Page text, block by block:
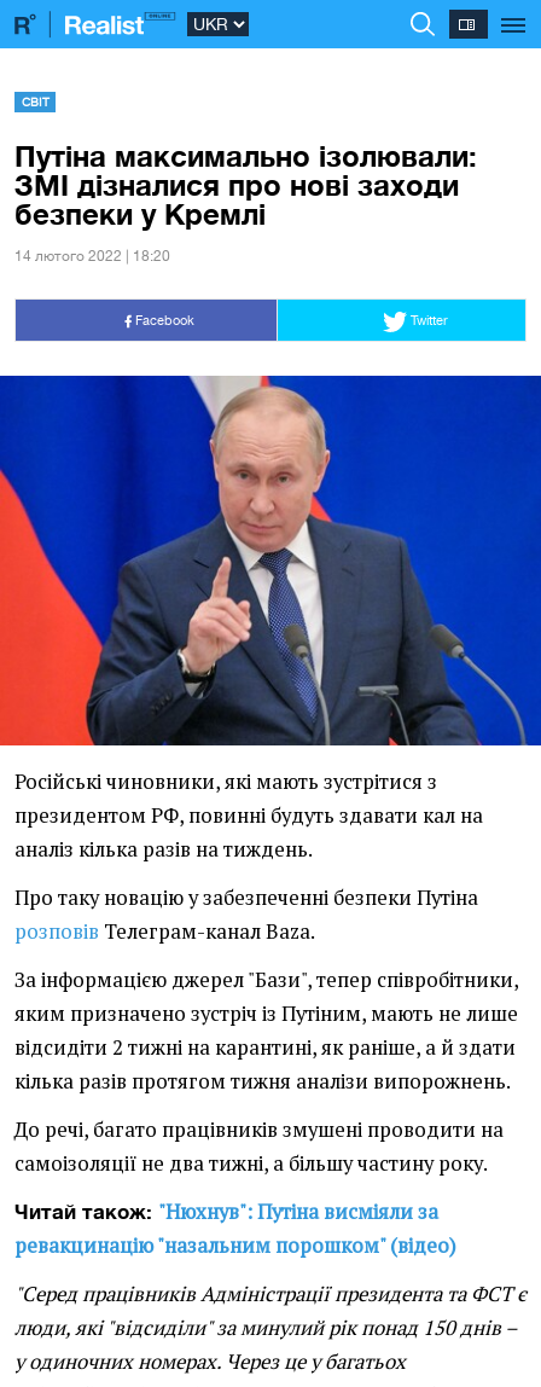
СВІТ
Путіна максимально ізолювали:
ЗМІ дізналися про нові заходи
безпеки у Кремлі
14 лютого 2022 | 18:20
Facebook Twitter
Російські чиновники, які мають зустрітися з
президентом РФ, повинні будуть здавати кал на
аналіз кілька разів на тиждень.
Про таку новацію у забезпеченні безпеки Путіна
розповів Телеграм-канал Baza.
За інформацією джерел "Бази", тепер співробітники,
яким призначено зустріч із Путіним, мають не лише
відсидіти 2 тижні на карантині, як раніше, а й здати
кілька разів протягом тижня аналізи випорожнень.
До речі, багато працівників змушені проводити на
самоізоляції не два тижні, а більшу частину року.
Читай також: "Нюхнув": Путіна висміяли за
ревакцинацію "назальним порошком" (відео)
"Серед працівників Адміністрації президента та ФСТ є
люди, які "відсиділи" за минулий рік понад 150 днів –
у одиночних номерах. Через це у багатьох